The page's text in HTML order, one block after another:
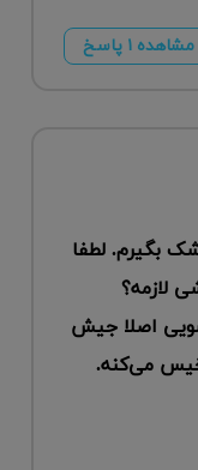
مشاهده ۱ پاسخ
بگیرم. لطفا
لازمه؟
اصلا جیش
خیس می‌کنه.